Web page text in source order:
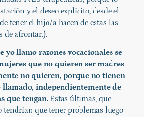
y el deseo explícito, desde el
tener el hijo/a hacen de estas las
de afrontar.).
yo llamo razones vocacionales se
que no quieren ser madres
no quieren, porque no tienen
llamado, independientemente de
que tengan. Estas últimas, que
tendrían que tener problemas luego